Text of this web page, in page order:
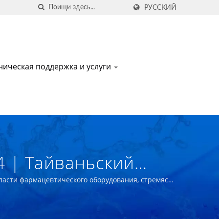
РУССКИЙ
поддержка и услуги
| Тайваньский
фармацевтического оборудования, стремясь